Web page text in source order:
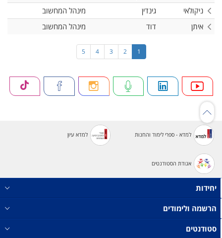
ניקולאי
גינדין
מינהל המחשוב
איתן
דוד מינהל המחשוב
1
2
3
4
5
למדא - ספרי לימוד והחנות למדא עיון
אגודת הסטודנטים
יחידות
הרשמה ולימודים
סטודנטים